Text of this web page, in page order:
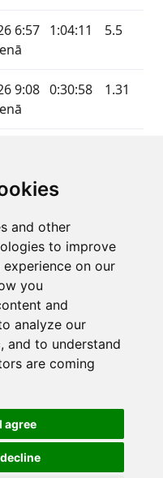
and other
to improve
on our
you
and
analyze our
and to understand
are coming
I agree
6:57 1:04:11 5.5
9:08 0:30:58 1.31
3:28:26 10.93
Næste
DistantRace